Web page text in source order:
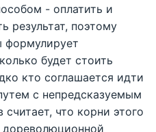
- оплатить и
результат, поэтому
формулирует
будет стоить
кто соглашается идти
с непредсказуемым
что корни этого
дореволюционной